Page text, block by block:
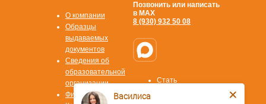
Позвонить или написать
8 (930) 932 50 08
info@ano-spektr.ru
О компании
Образцы
выдаваемых
документов
Сведения об
образовательнойВасилиса